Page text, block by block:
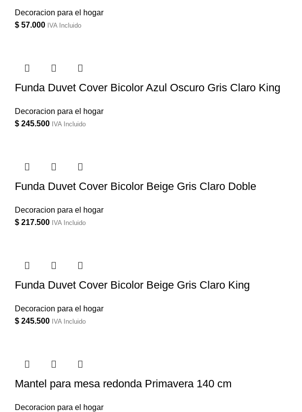
Decoracion para el hogar
$ 57.000 IVA Incluido
Funda Duvet Cover Bicolor Azul Oscuro Gris Claro King
Decoracion para el hogar
$ 245.500 IVA Incluido
Funda Duvet Cover Bicolor Beige Gris Claro Doble
Decoracion para el hogar
$ 217.500 IVA Incluido
Funda Duvet Cover Bicolor Beige Gris Claro King
Decoracion para el hogar
$ 245.500 IVA Incluido
Mantel para mesa redonda Primavera 140 cm
Decoracion para el hogar